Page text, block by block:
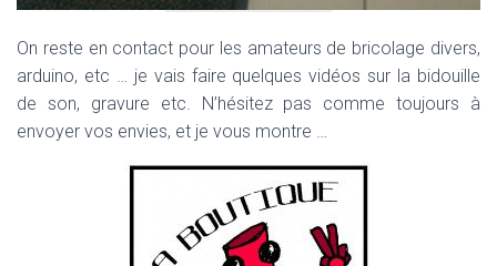
On reste en contact pour les amateurs de bricolage divers,
arduino, etc … je vais faire quelques vidéos sur la bidouille
de son, gravure etc. N’hésitez pas comme toujours à
envoyer vos envies, et je vous montre …